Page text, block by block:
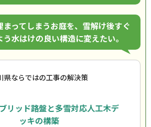
ってしまうお庭を、雪解け後すぐ
水はけの良い構造に変えたい。
県ならではの工事の解決策
リッド路盤と多雪対応人工木デ
ッキの構築